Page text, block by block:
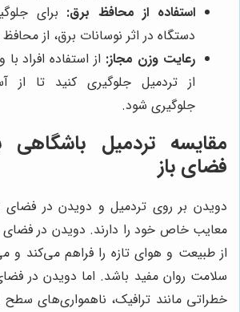
استفاده از محافظ برق: برای
دستگاه در اثر نوسانات برق، از
رعایت وزن مجاز: از استفاده افراد
از تردمیل جلوگیری کنید تا از
جلوگیری شود.
مقایسه تردمیل باشگاهی
فضای باز
دویدن بر روی تردمیل و دویدن در فضای
معایب خاص خود را دارند. دویدن در فضای
از طبیعت و هوای تازه را فراهم می‌کند و
سلامت روان مفید باشد. اما دویدن در
خطراتی مانند ترافیک، ناهمواری‌های